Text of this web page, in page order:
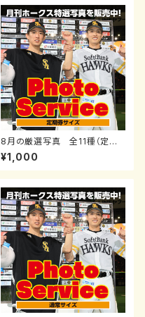
8月の厳選写真 全11種（定期
券サイズ）
¥1,000